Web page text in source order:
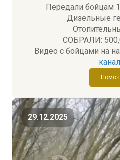
Передали бойцам
Дизельные
СОБРАЛИ:
Видео с бойцами на
29.12.2025